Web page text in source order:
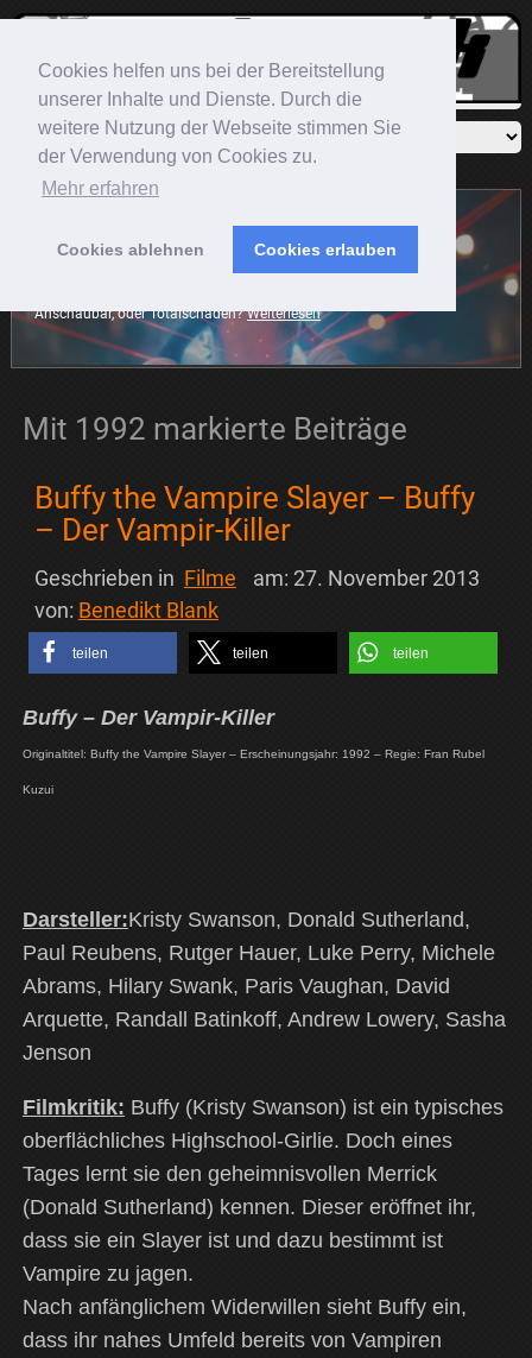
Cookies helfen uns bei der Bereitstellung
unserer Inhalte und Dienste. Durch die
weitere Nutzung der Webseite stimmen Sie
der Verwendung von Cookies zu.
Mehr erfahren
Cookies ablehnen Cookies erlauben
Anschaubar, oder Totalschaden?Weiterlesen
Mit 1992 markierte Beiträge
Buffy the Vampire Slayer – Buffy
– Der Vampir-Killer
Geschrieben in Filme am: 27. November 2013
von: Benedikt Blank
teilen teilen teilen
Buffy – Der Vampir-Killer
Originaltitel: Buffy the Vampire Slayer – Erscheinungsjahr: 1992 – Regie: Fran Rubel
Kuzui
Darsteller:Kristy Swanson, Donald Sutherland,
Paul Reubens, Rutger Hauer, Luke Perry, Michele
Abrams, Hilary Swank, Paris Vaughan, David
Arquette, Randall Batinkoff, Andrew Lowery, Sasha
Jenson
Filmkritik: Buffy (Kristy Swanson) ist ein typisches
oberflächliches Highschool-Girlie. Doch eines
Tages lernt sie den geheimnisvollen Merrick
(Donald Sutherland) kennen. Dieser eröffnet ihr,
dass sie ein Slayer ist und dazu bestimmt ist
Vampire zu jagen.
Nach anfänglichem Widerwillen sieht Buffy ein,
dass ihr nahes Umfeld bereits von Vampiren